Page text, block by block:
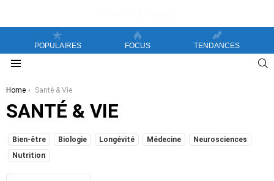
POPULAIRES FOCUS TENDANCES
You are here:
Home Santé & Vie
SANTÉ & VIE
SUBTERMS
Bien-être Biologie Longévité Médecine
Neurosciences
Nutrition